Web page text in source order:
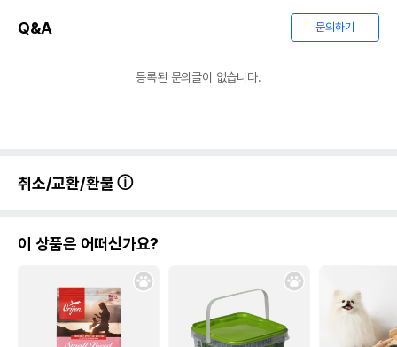
Q&A 문의하기
등록된 문의글이 없습니다.
취소/교환/환불
이 상품은 어떠신가요?